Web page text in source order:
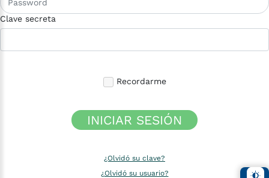
Clave secreta
Recordarme
INICIAR SESIÓN
¿Olvidó su clave?
¿Olvidó su usuario?